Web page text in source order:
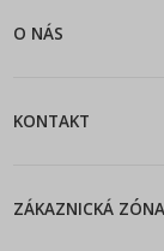
O NÁS
KONTAKT
ZÁKAZNICKÁ ZÓNA